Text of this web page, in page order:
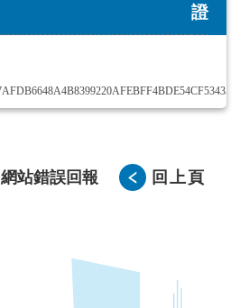
證
網站錯誤回報 回上頁